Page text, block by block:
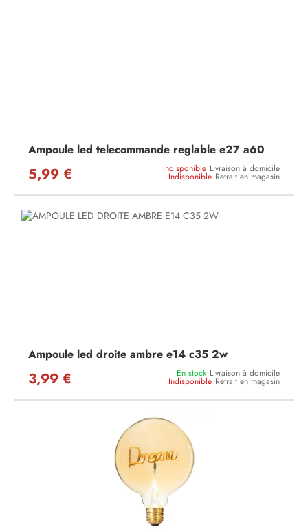
Ampoule led telecommande reglable e27 a60
5,99 € Indisponible Livraison à domicile
Indisponible Retrait en magasin
Ampoule led droite ambre e14 c35 2w
3,99 € En stock Livraison à domicile
Indisponible Retrait en magasin